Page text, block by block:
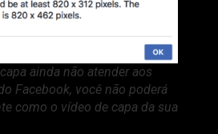
ainda não atender aos
Facebook, você não poderá
como o vídeo de capa da sua